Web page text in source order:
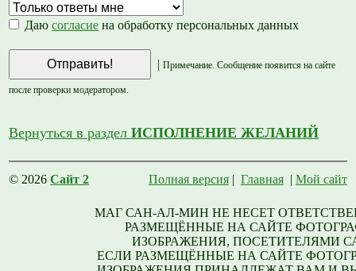
Даюсогласие на обработку персональных данных
| Примечание. Сообщение появится на сайте
после проверки модератором.
Вернуться в разделИСПОЛНЕНИЕ ЖЕЛАНИЙ
© 2026Сайт 2 Полная версия| Главная| Мой сайт
МАГ САН-АЛ-МИН НЕ НЕСЕТ
РАЗМЕЩЁННЫЕ НА САЙТЕ
ИЗОБРАЖЕНИЯ, ПОСЕТИТЕЛЯМИ
ЕСЛИ РАЗМЕЩЁННЫЕ НА САЙТЕ